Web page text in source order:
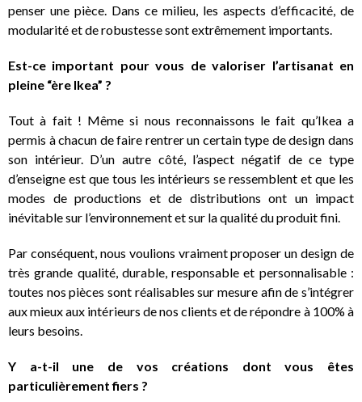
penser une pièce. Dans ce milieu, les aspects d’efficacité, de
modularité et de robustesse sont extrêmement importants.
Est-ce important pour vous de valoriser l’artisanat en
pleine “ère Ikea” ?
Tout à fait ! Même si nous reconnaissons le fait qu’Ikea a
permis à chacun de faire rentrer un certain type de design dans
son intérieur. D’un autre côté, l’aspect négatif de ce type
d’enseigne est que tous les intérieurs se ressemblent et que les
modes de productions et de distributions ont un impact
inévitable sur l’environnement et sur la qualité du produit fini.
Par conséquent, nous voulions vraiment proposer un design de
très grande qualité, durable, responsable et personnalisable :
toutes nos pièces sont réalisables sur mesure afin de s’intégrer
aux mieux aux intérieurs de nos clients et de répondre à 100% à
leurs besoins.
Y a-t-il une de vos créations dont vous êtes
particulièrement fiers ?